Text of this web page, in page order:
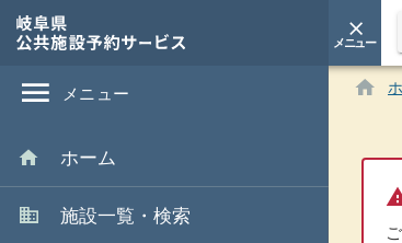
close
メニュー
閉じる
menu メニュー
home ホーム
domain 施設一覧・検索
home